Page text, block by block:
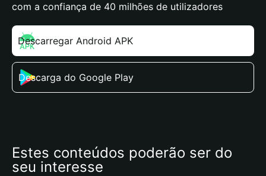
com a confiança de 40 milhões de utilizadores
Descarregar Android APK
Descarga do Google Play
Estes conteúdos poderão ser do
seu interesse